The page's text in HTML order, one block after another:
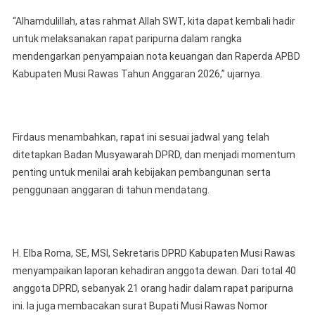
“Alhamdulillah, atas rahmat Allah SWT, kita dapat kembali hadir
untuk melaksanakan rapat paripurna dalam rangka
mendengarkan penyampaian nota keuangan dan Raperda APBD
Kabupaten Musi Rawas Tahun Anggaran 2026,” ujarnya.
Firdaus menambahkan, rapat ini sesuai jadwal yang telah
ditetapkan Badan Musyawarah DPRD, dan menjadi momentum
penting untuk menilai arah kebijakan pembangunan serta
penggunaan anggaran di tahun mendatang.
H. Elba Roma, SE, MSI, Sekretaris DPRD Kabupaten Musi Rawas
menyampaikan laporan kehadiran anggota dewan. Dari total 40
anggota DPRD, sebanyak 21 orang hadir dalam rapat paripurna
ini. Ia juga membacakan surat Bupati Musi Rawas Nomor